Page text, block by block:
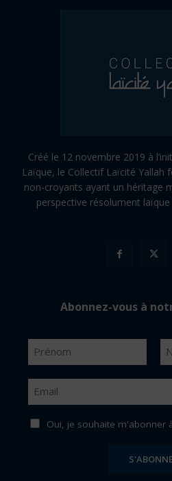
Créé le 12 novembre 2019 à
Laïque, le Collectif Laïcité Yallah
non-croyants ayant un héritage
perspective résolument
Abonnez-vous à
m
*
r
n
m
o
m
a
Oui, je souhaite m'abonner